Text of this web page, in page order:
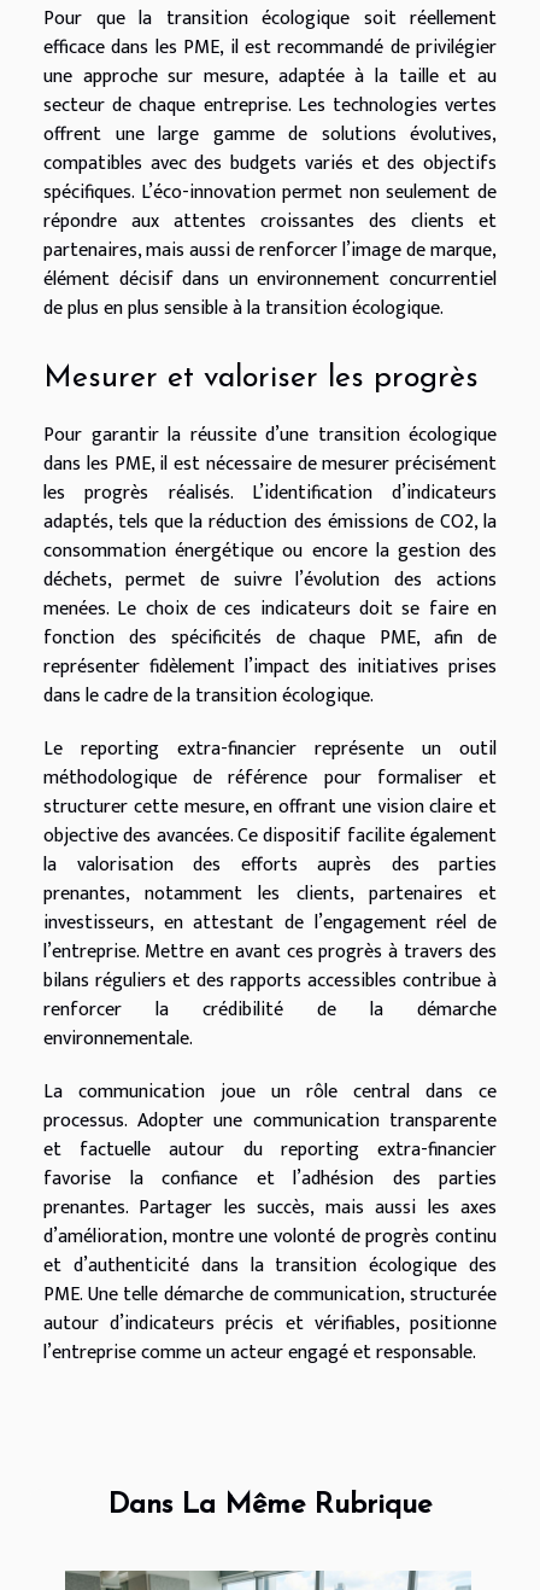
Pour que la transition écologique soit réellement
efficace dans les PME, il est recommandé de privilégier
une approche sur mesure, adaptée à la taille et au
secteur de chaque entreprise. Les technologies vertes
offrent une large gamme de solutions évolutives,
compatibles avec des budgets variés et des objectifs
spécifiques. L’éco-innovation permet non seulement de
répondre aux attentes croissantes des clients et
partenaires, mais aussi de renforcer l’image de marque,
élément décisif dans un environnement concurrentiel
de plus en plus sensible à la transition écologique.
Mesurer et valoriser les progrès
Pour garantir la réussite d’une transition écologique
dans les PME, il est nécessaire de mesurer précisément
les progrès réalisés. L’identification d’indicateurs
adaptés, tels que la réduction des émissions de CO2, la
consommation énergétique ou encore la gestion des
déchets, permet de suivre l’évolution des actions
menées. Le choix de ces indicateurs doit se faire en
fonction des spécificités de chaque PME, afin de
représenter fidèlement l’impact des initiatives prises
dans le cadre de la transition écologique.
Le reporting extra-financier représente un outil
méthodologique de référence pour formaliser et
structurer cette mesure, en offrant une vision claire et
objective des avancées. Ce dispositif facilite également
la valorisation des efforts auprès des parties
prenantes, notamment les clients, partenaires et
investisseurs, en attestant de l’engagement réel de
l’entreprise. Mettre en avant ces progrès à travers des
bilans réguliers et des rapports accessibles contribue à
renforcer la crédibilité de la démarche
environnementale.
La communication joue un rôle central dans ce
processus. Adopter une communication transparente
et factuelle autour du reporting extra-financier
favorise la confiance et l’adhésion des parties
prenantes. Partager les succès, mais aussi les axes
d’amélioration, montre une volonté de progrès continu
et d’authenticité dans la transition écologique des
PME. Une telle démarche de communication, structurée
autour d’indicateurs précis et vérifiables, positionne
l’entreprise comme un acteur engagé et responsable.
Dans La Même Rubrique